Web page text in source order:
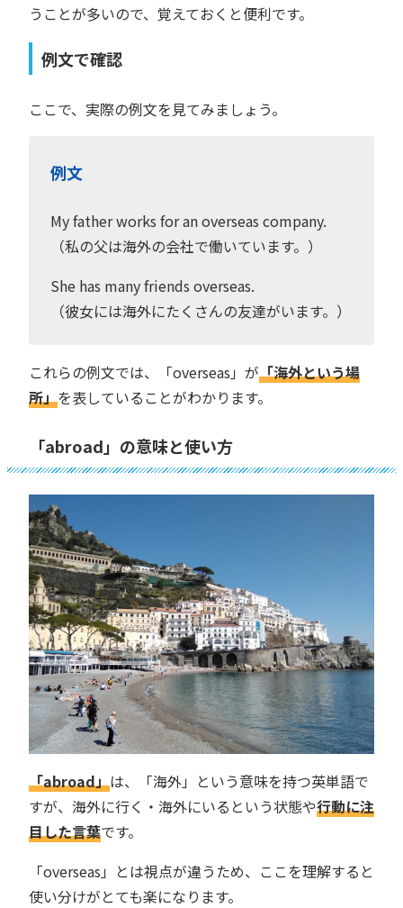
うことが多いので、覚えておくと便利です。
例文で確認
ここで、実際の例文を見てみましょう。
例文
My father works for an overseas company.
（私の父は海外の会社で働いています。）
She has many friends overseas.
（彼女には海外にたくさんの友達がいます。）
これらの例文では、「overseas」が「海外という場
所」を表していることがわかります。
「abroad」の意味と使い方
「abroad」は、「海外」という意味を持つ英単語で
すが、海外に行く・海外にいるという状態や行動に注
目した言葉です。
「overseas」とは視点が違うため、ここを理解すると
使い分けがとても楽になります。